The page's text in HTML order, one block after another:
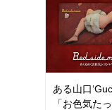
ある山口
「お色気た